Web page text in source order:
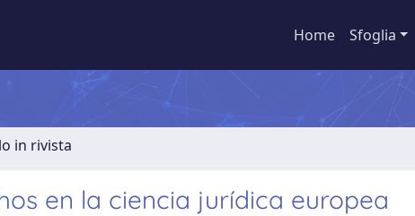
Home Sfoglia
in rivista
en la ciencia jurídica europea